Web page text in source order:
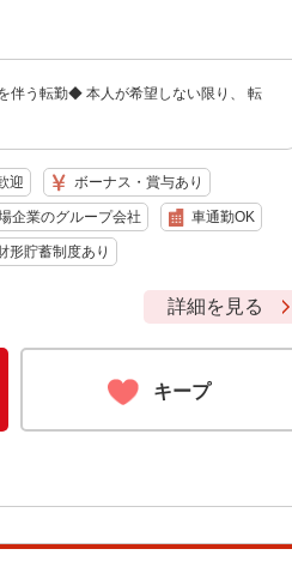
伴う転勤◆ 本人が希望しない限り、 転
迎 ボーナス・賞与あり
企業のグループ会社 車通勤OK
形貯蓄制度あり
詳細を見る
キープ